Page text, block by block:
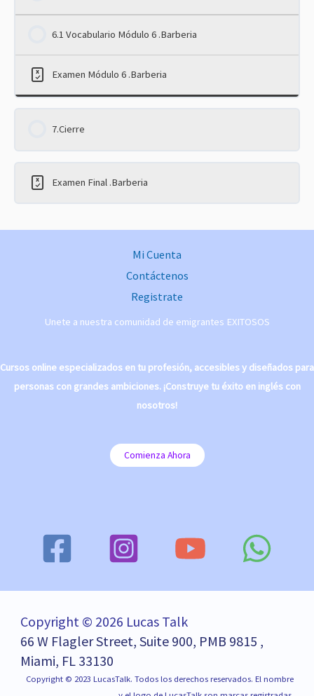
6.1 Vocabulario Módulo 6 .Barberia
Examen Módulo 6 .Barberia
7.Cierre
Examen Final .Barberia
Mi Cuenta
Contáctenos
Registrate
Unete a nuestra comunidad de emigrantes EXITOSOS
Cursos online especializados en tu profesión, accesibles y diseñados para
personas con grandes ambiciones. ¡Construye tu éxito en inglés con
nosotros!
Comienza Ahora
Copyright © 2026 Lucas Talk
66 W Flagler Street, Suite 900, PMB 9815 ,
Miami, FL 33130
Copyright © 2023 LucasTalk. Todos los derechos reservados. El nombre